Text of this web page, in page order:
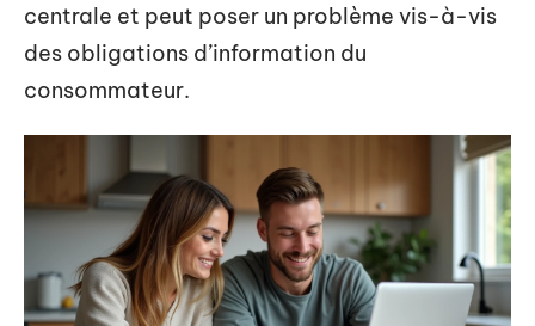
centrale et peut poser un problème vis-à-vis
des obligations d’information du
consommateur.